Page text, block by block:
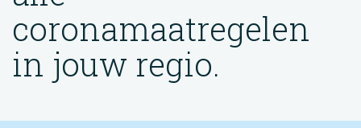
coronamaatregelen
in jouw regio.